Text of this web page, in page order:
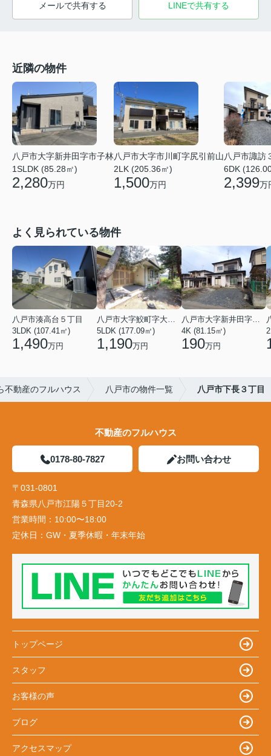
メールで共有する LINEで共有する
近隣の物件
八戸市大字新井田字市子林
1SLDK (85.28㎡)
2,280万円
八戸市大字市川町字尻引前山
2LK (205.36㎡)
1,500万円
八戸市諏訪
6DK
2,399万
よく見られている物件
八戸市湊高台５丁目
3LDK (107.41㎡)
1,490万円
八戸市大字鮫町字大草離
5LDK (177.09㎡)
1,190万円
八戸市大字新井田字塩入
4K (81.15㎡)
190万円
不動産のフルハウス 八戸市の物件一覧 八戸市下長３丁目
不動産のフルハウス
0178-80-7827 お問い合わせ
〒031-0801
青森県八戸市江陽５丁目20-2
営業時間： 10:00〜18:00
定休日： GW・夏季休暇・年末年始
トップページ
スタッフ
お客様の声
ブログ
アクセスマップ